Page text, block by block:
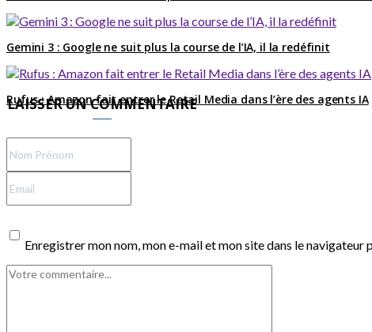
Gemini 3 : Google ne suit plus la course de l’IA, il la redéfinit
Rufus : Amazon fait entrer le Retail Media dans l’ère des agents IA
LAISSER UN COMMENTAIRE
Enregistrer mon nom, mon e-mail et mon site dans le navigateur